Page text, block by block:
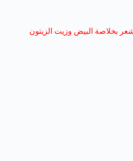
بخلاصة البيض وزيت الزيتون